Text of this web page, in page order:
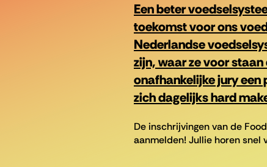
Een beter
toekomst voor ons
Nederlandse
zijn, waar ze voor
onafhankelijke jury een
zich dagelijks hard
De inschrijvingen van de
aanmelden! Jullie horen snel